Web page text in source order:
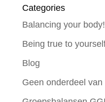
Categories
Balancing your body!
Being true to
Blog
Geen onderdeel